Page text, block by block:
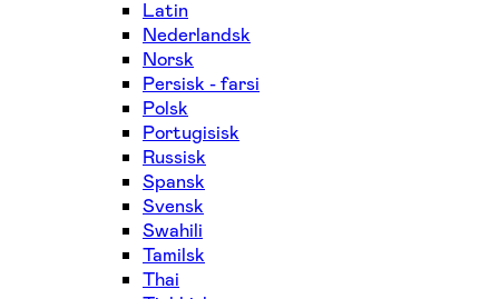
Latin
Nederlandsk
Norsk
Persisk - farsi
Polsk
Portugisisk
Russisk
Spansk
Svensk
Swahili
Tamilsk
Thai